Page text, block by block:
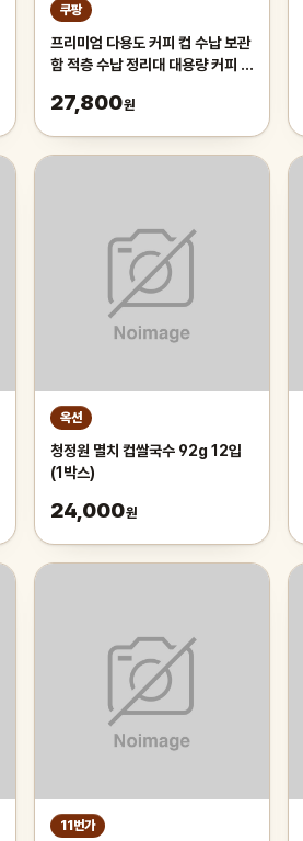
쿠팡
프리미엄 다용도 커피 컵 수납 보관
함 적층 수납 정리대 대용량 커피 트
27,800원
옥션
청정원 멸치 컵쌀국수 92g 12입
(1박스)
24,000원
11번가